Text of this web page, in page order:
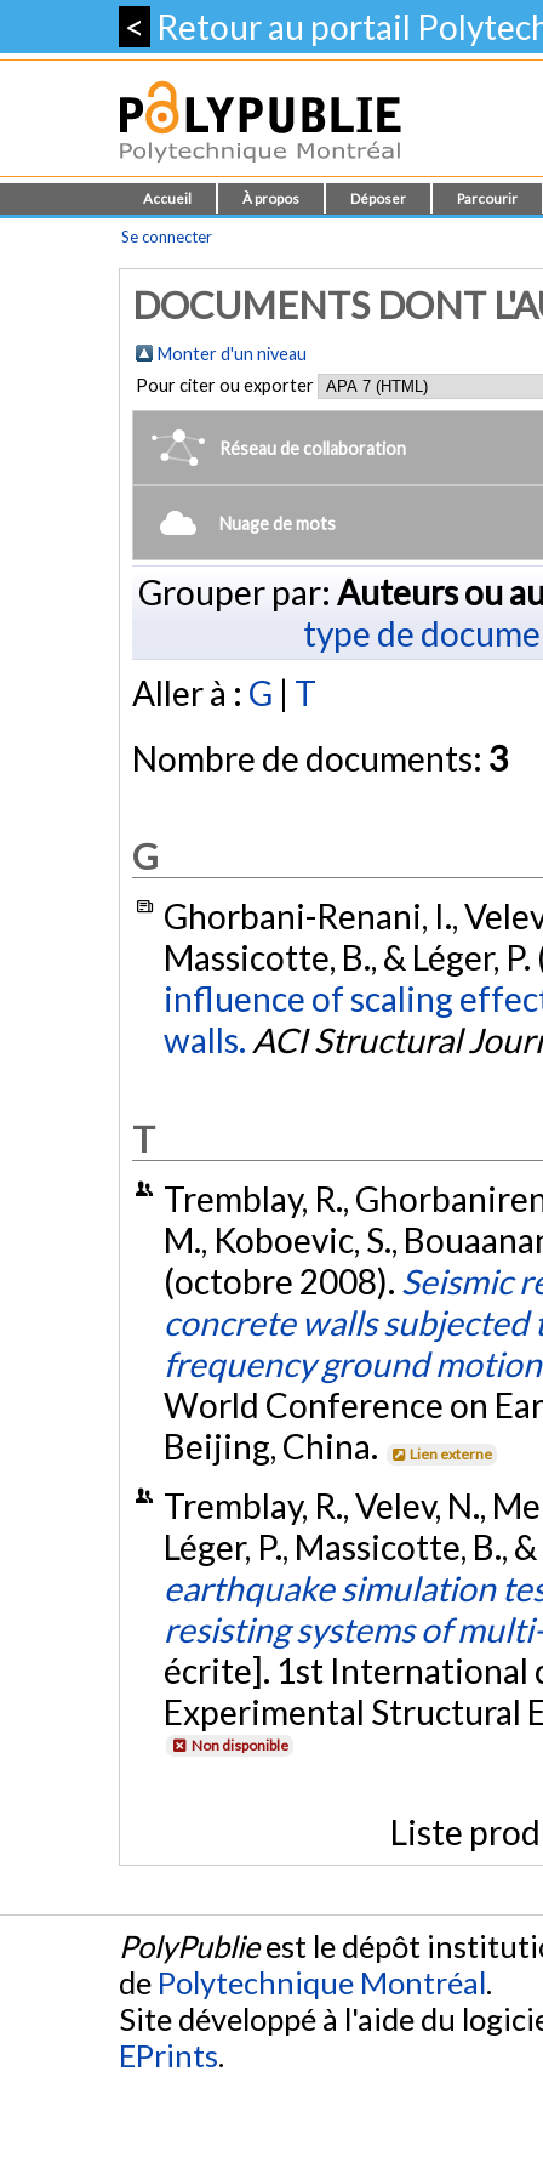
< Retour au portail
Accueil À propos Déposer Parcourir
Se connecter
DOCUMENTS DONT
Monter d'un niveau
Pour citer ou exporter
Réseau de collaboration
Nuage de mots
Grouper par: Auteurs ou
type de
Aller à : G | T
Nombre de documents: 3
G
Ghorbani-Renani, I.,
Massicotte, B., & Léger,
influence of scaling
walls. ACI Structural
T
Tremblay, R.,
M., Koboevic, S.,
(octobre 2008). Seismic
concrete walls
frequency ground
World Conference on
Beijing, China.
Lien externe
Tremblay, R., Velev, N.,
Léger, P., Massicotte, B.,
earthquake simulation
resisting systems of
écrite]. 1st International
Experimental Structural
Non disponible
Liste
PolyPublieest le dépôt
de Polytechnique Montréal.
Site développé à l'aide du
EPrints.